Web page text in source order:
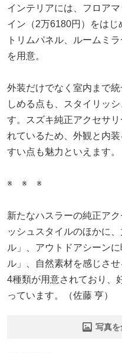
インテリアには、フロア
イン（2万6180円）をは
トリムパネル、ルームミ
を用意。
外装だけでなく室内まで
しめる点も、スタイリッ
す。スズキ純正アクセサ
れているため、外観と内
すい点も魅力といえます。
※ ※ ※
新たなハスラーの純正ア
ッシュスタイルのほかに
ル」、アウトドアシーン
ル」、自然素材を感じさ
4種類が用意されており、
っています。（佐藤 亨）
写真を